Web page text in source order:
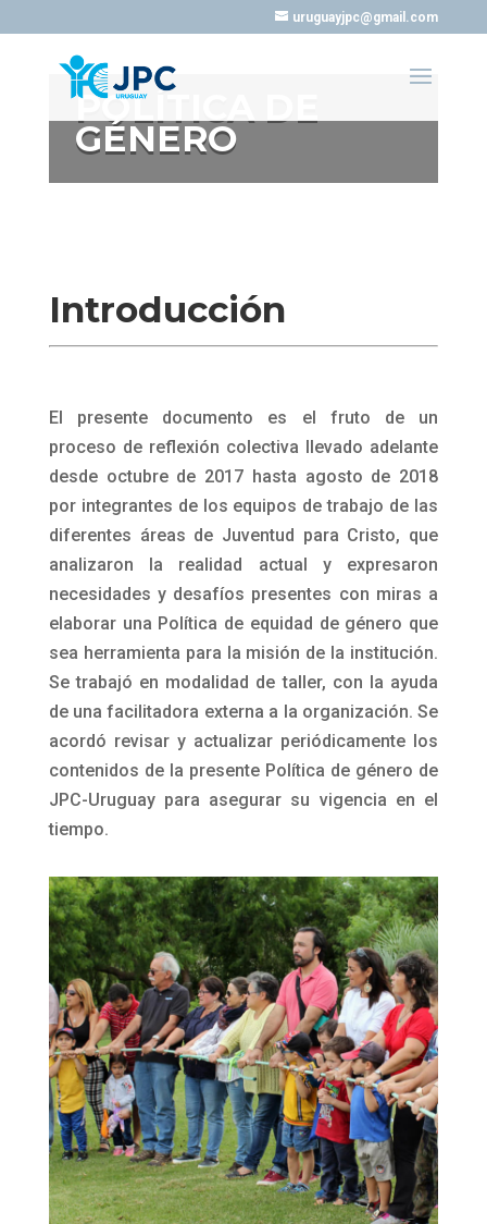
uruguayjpc@gmail.com
POLÍTICA DE
GÉNERO
Introducción
El presente documento es el fruto de un
proceso de reflexión colectiva llevado adelante
desde octubre de 2017 hasta agosto de 2018
por integrantes de los equipos de trabajo de las
diferentes áreas de Juventud para Cristo, que
analizaron la realidad actual y expresaron
necesidades y desafíos presentes con miras a
elaborar una Política de equidad de género que
sea herramienta para la misión de la institución.
Se trabajó en modalidad de taller, con la ayuda
de una facilitadora externa a la organización. Se
acordó revisar y actualizar periódicamente los
contenidos de la presente Política de género de
JPC-Uruguay para asegurar su vigencia en el
tiempo.